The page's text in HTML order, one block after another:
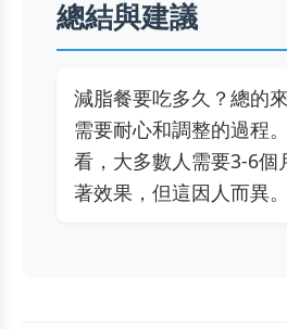
總結與建議
減脂餐要吃多久？總的
需要耐心和調整的過程
看，大多數人需要3-6個
著效果，但這因人而異。